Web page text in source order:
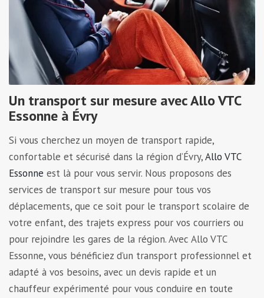
Un transport sur mesure avec Allo VTC
Essonne à Évry
Si vous cherchez un moyen de transport rapide,
confortable et sécurisé dans la région d’Évry,Allo VTC
Essonne est là pour vous servir. Nous proposons des
services de transport sur mesure pour tous vos
déplacements, que ce soit pour le transport scolaire de
votre enfant, des trajets express pour vos courriers ou
pour rejoindre les gares de la région. Avec Allo VTC
Essonne, vous bénéficiez d’un transport professionnel et
adapté à vos besoins, avec un devis rapide et un
chauffeur expérimenté pour vous conduire en toute